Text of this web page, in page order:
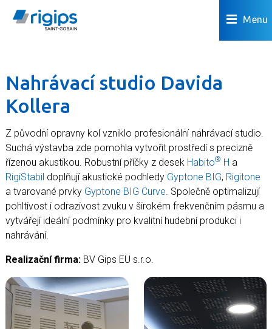
Menu
Nahrávací studio Davida
Kollera
Z původní opravny kol vzniklo profesionální nahrávací studio.
Suchá výstavba zde pomohla vytvořit prostředí s precizně
řízenou akustikou. Robustní příčky z desek Habito® H a
RigiStabil doplňují akustické podhledy Gyptone BIG, Rigitone
a tvarované prvky Gyptone BIG Curve. Společně optimalizují
pohltivost i odrazivost zvuku v širokém frekvenčním pásmu a
vytvářejí ideální podmínky pro kvalitní hudební produkci i
nahrávání.
Realizační firma: BV Gips EU s.r.o.